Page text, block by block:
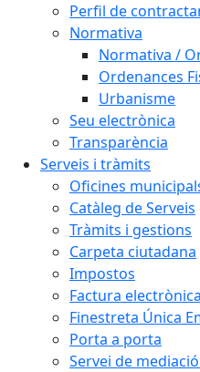
Perfil de
Normativa
Normativa /
Ordenances
Urbanisme
Seu electrònica
Transparència
Serveis i tràmits
Oficines
Catàleg de Serveis
Tràmits i gestions
Carpeta ciutadana
Impostos
Factura electrònica
Finestreta Única
Porta a porta
Servei de